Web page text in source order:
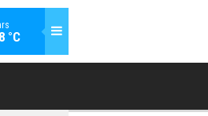
°CCOĞRAFI İŞARET NITELIĞININ